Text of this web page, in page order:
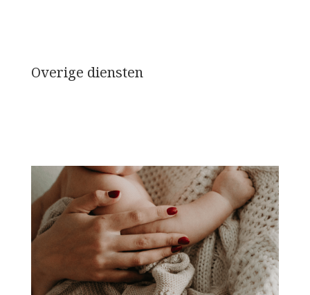
Overige diensten